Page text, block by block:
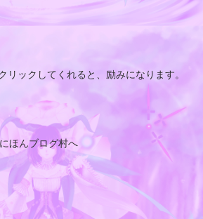
リックしてくれると、励みになります。